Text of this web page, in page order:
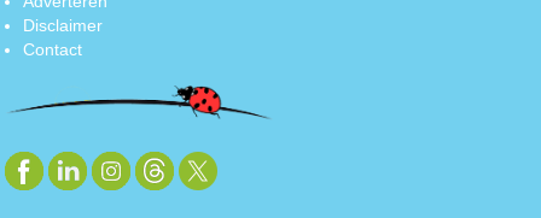
Disclaimer
Contact